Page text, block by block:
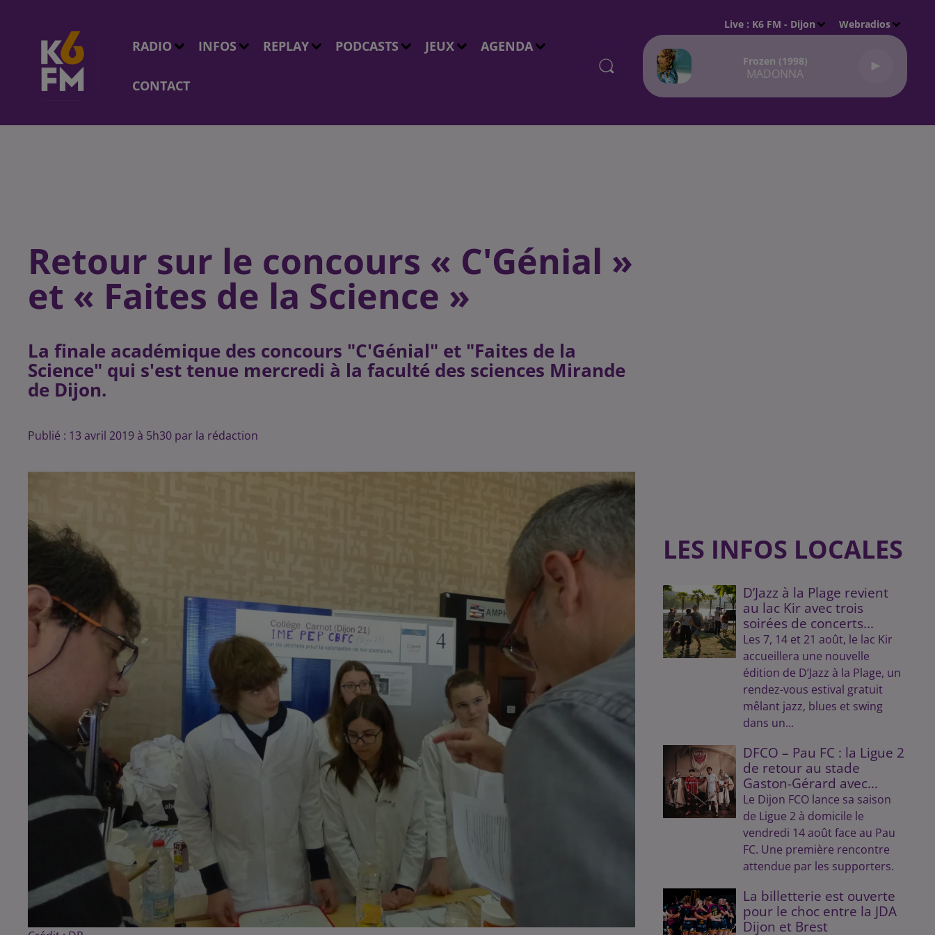
RADIO INFOS REPLAY PODCASTS JEUX AGENDA
CONTACT
Live : K6 FM - Dijon Webradios
Frozen (1998)
MADONNA
Retour sur le concours « C'Génial »
et « Faites de la Science »
La finale académique des concours "C'Génial" et "Faites de la
Science" qui s'est tenue mercredi à la faculté des sciences Mirande
de Dijon.
Publié : 13 avril 2019 à 5h30 par la rédaction
LES INFOS LOCALES
D’Jazz à la Plage revient
au lac Kir avec trois
soirées de concerts...
Les 7, 14 et 21 août, le lac Kir
accueillera une nouvelle
édition de D’Jazz à la Plage, un
rendez-vous estival gratuit
mêlant jazz, blues et swing
dans un...
DFCO – Pau FC : la Ligue 2
de retour au stade
Gaston-Gérard avec...
Le Dijon FCO lance sa saison
de Ligue 2 à domicile le
vendredi 14 août face au Pau
FC. Une première rencontre
attendue par les supporters.
La billetterie est ouverte
pour le choc entre la JDA
Dijon et Brest